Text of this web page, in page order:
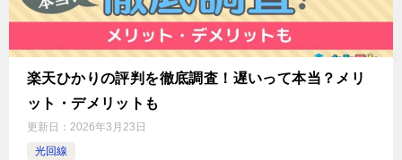
楽天ひかりの評判を徹底調査！遅いって本当？メリ
ット・デメリットも
更新日： 2026年3月23日
光回線